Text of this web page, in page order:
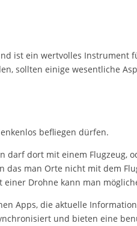
ist ein wertvolles
sollten einige wesentliche
befliegen dürfen.
dort mit einem Flugzeug,
das man Orte nicht mit dem
Drohne kann man
Apps, die aktuelle
und bieten eine